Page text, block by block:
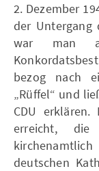
2. Dezember
der Untergang
war man
bezog nach
„Rüffel“ und
CDU
erreicht,
deutschen